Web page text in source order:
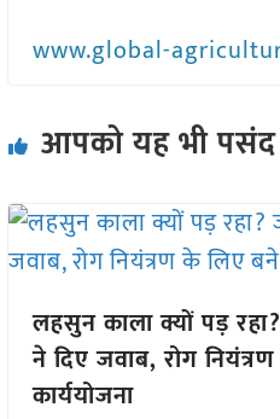
www.global-
आपको यह भी
लहसुन काला क्यों पड़
ने दिए जवाब, रोग
कार्ययोजना